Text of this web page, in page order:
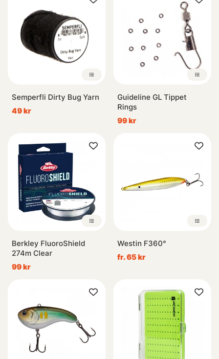
Semperfli Dirty Bug Yarn
49 kr
Guideline GL Tippet
Rings
99 kr
Berkley FluoroShield
274m Clear
99 kr
Westin F360°
fr. 65 kr